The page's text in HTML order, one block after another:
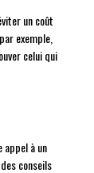
un coût
exemple,
celui qui
à un
conseils